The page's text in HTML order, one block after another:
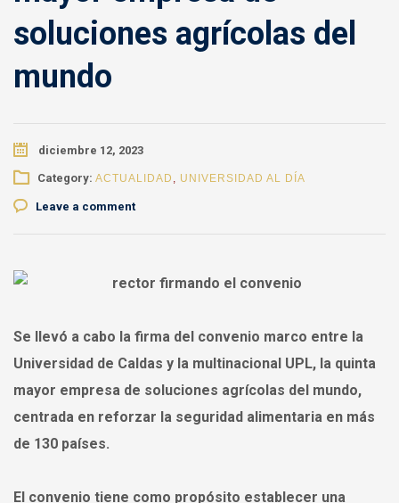
soluciones agrícolas del
mundo
diciembre 12, 2023
Category: ACTUALIDAD , UNIVERSIDAD AL DÍA
Leave a comment
Se llevó a cabo la firma del convenio marco entre la
Universidad de Caldas y la multinacional UPL, la quinta
mayor empresa de soluciones agrícolas del mundo,
centrada en reforzar la seguridad alimentaria en más
de 130 países.
El convenio tiene como propósito establecer una